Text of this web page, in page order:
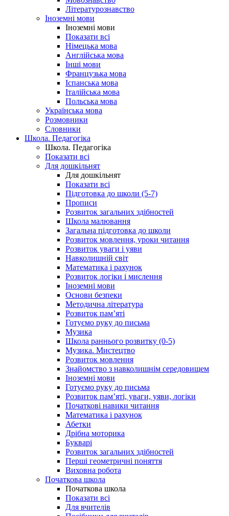
Літературознавство
Іноземні мови
Іноземні мови
Показати всі
Німецька мова
Англійська мова
Інші мови
Французька мова
Іспанська мова
Італійська мова
Польська мова
Українська мова
Розмовники
Словники
Школа. Педагогіка
Школа. Педагогіка
Показати всі
Для дошкільнят
Для дошкільнят
Показати всі
Підготовка до школи (5-7)
Прописи
Розвиток загальних здібностей
Школа малювання
Загальна підготовка до школи
Розвиток мовлення, уроки читання
Розвиток уваги і уяви
Навколишній світ
Математика і рахунок
Розвиток логіки і мислення
Іноземні мови
Основи безпеки
Методична література
Розвиток пам’яті
Готуємо руку до письма
Музика
Школа раннього розвитку (0-5)
Музика. Мистецтво
Розвиток мовлення
Знайомство з навколишнім середовищем
Іноземні мови
Готуємо руку до письма
Розвиток пам’яті, уваги, уяви, логіки
Початкові навики читання
Математика і рахунок
Абетки
Дрібна моторика
Букварі
Розвиток загальних здібностей
Перші геометричні поняття
Виховна робота
Початкова школа
Початкова школа
Показати всі
Для вчителів